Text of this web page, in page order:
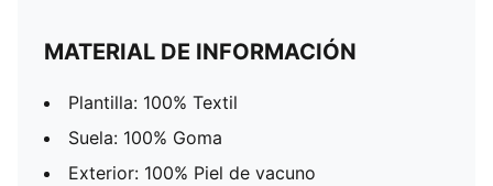
MATERIAL DE INFORMACIÓN
Plantilla: 100% Textil
Suela: 100% Goma
Exterior: 100% Piel de vacuno